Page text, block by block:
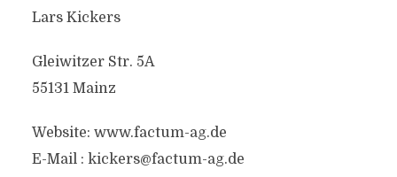
Lars Kickers
Gleiwitzer Str. 5A
55131 Mainz
Website: www.factum-ag.de
E-Mail : kickers@factum-ag.de